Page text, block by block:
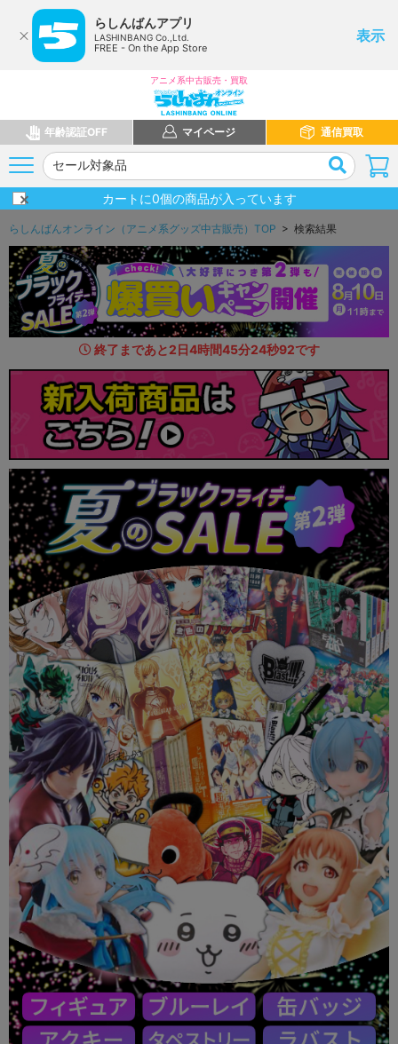
らしんばんアプリ
LASHINBANG Co.,Ltd.
FREE - On the App Store
表示
アニメ系中古販売・買取
年齢認証OFF マイページ 通信買取
カートに0個の商品が入っています
らしんばんオンライン（アニメ系グッズ中古販売）TOP > 検索結果
終了まであと2日4時間45分23秒51です